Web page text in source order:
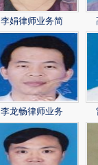
李娟律师业务简
李龙畅律师业务